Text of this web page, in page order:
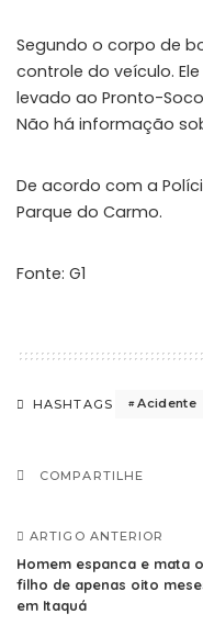
Segundo o corpo de
controle do veículo.
levado ao Pronto-
Não há informação
De acordo com a
Parque do Carmo.
Fonte: G1
HASHTAGS Acidente
COMPARTILHE
ARTIGO ANTERIOR
Homem espanca e mata o
filho de apenas oito
em Itaquá